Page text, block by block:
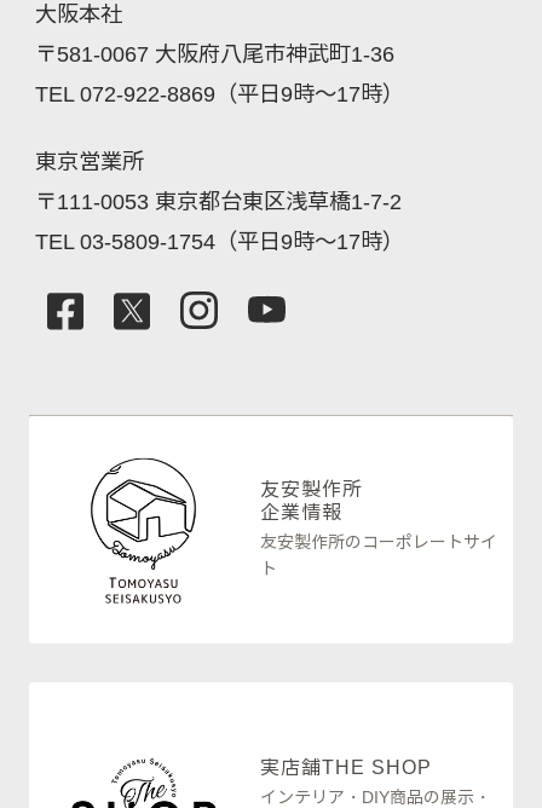
大阪本社
〒581-0067 大阪府八尾市神武町1-36
TEL 072-922-8869（平日9時～17時）
東京営業所
〒111-0053 東京都台東区浅草橋1-7-2
TEL 03-5809-1754（平日9時～17時）
友安製作所
企業情報
友安製作所のコーポレートサイ
ト
実店舗THE SHOP
インテリア・DIY商品の展示・